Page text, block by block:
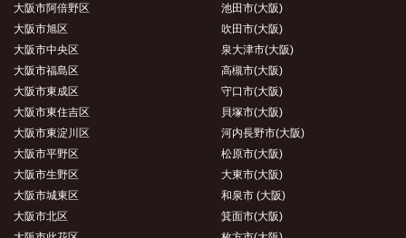
大阪市阿倍野区
大阪市旭区
大阪市中央区
大阪市福島区
大阪市東成区
大阪市東住吉区
大阪市東淀川区
大阪市平野区
大阪市生野区
大阪市城東区
大阪市北区
池田市(大阪)
吹田市(大阪)
泉大津市(大阪)
高槻市(大阪)
守口市(大阪)
貝塚市(大阪)
河内長野市(大阪)
松原市(大阪)
大東市(大阪)
和泉市 (大阪)
箕面市(大阪)